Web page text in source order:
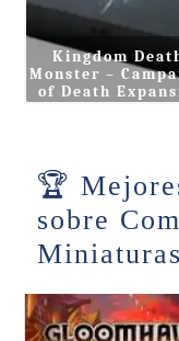
Kingdom
Monster –
of Death
sobre
Miniaturas